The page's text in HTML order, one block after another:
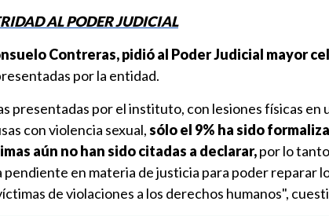
AL PODER JUDICIAL
Contreras, pidió al Poder Judicial mayor
por la entidad.
presentadas por el instituto, con lesiones físicas en
con violencia sexual,sólo el 9% ha sido
aún no han sido citadas a declarar,por lo
en materia de justicia para poder reparar
de violaciones a los derechos humanos",